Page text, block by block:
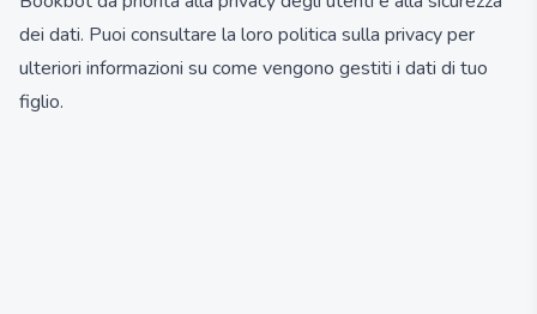
dei dati. Puoi consultare la loro politica sulla privacy per
ulteriori informazioni su come vengono gestiti i dati di tuo
figlio.